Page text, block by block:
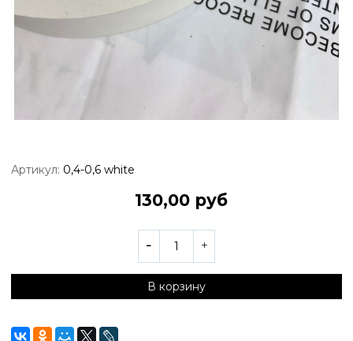
Артикул: 0,4-0,6 white
130,00 руб
В корзину